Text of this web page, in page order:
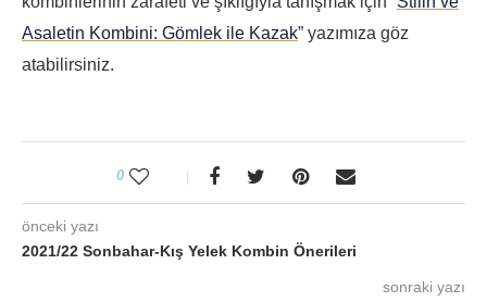
Asaletin Kombini: Gömlek ile Kazak” yazımıza göz
atabilirsiniz.
0
önceki yazı
2021/22 Sonbahar-Kış Yelek Kombin Önerileri
sonraki yazı